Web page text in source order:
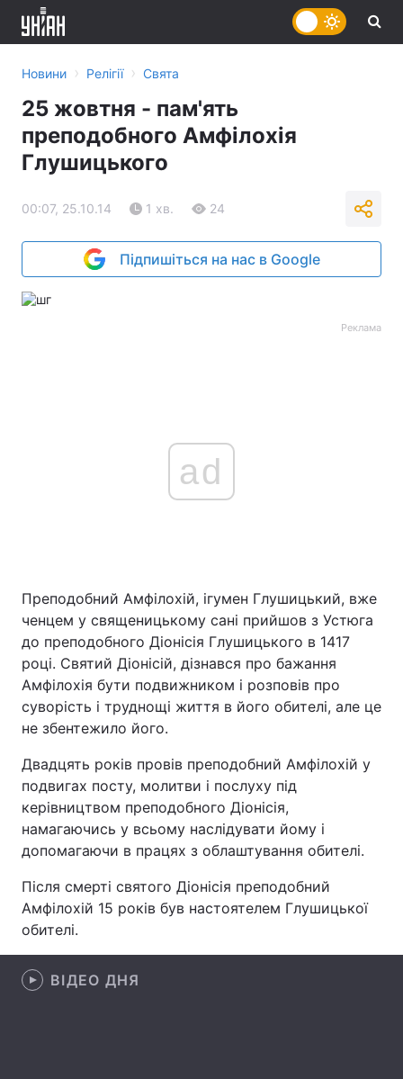
Головна Війна
Україна
Новини › Релігії › Свята
25 жовтня - пам'ять
преподобного Амфілохія
Глушицького
00:07, 25.10.14 1 хв. 24
Підпишіться на нас в Google
Реклама
ad
Преподобний Амфілохій, ігумен Глушицький, вже
ченцем у священицькому сані прийшов з Устюга
до преподобного Діонісія Глушицького в 1417
році. Святий Діонісій, дізнався про бажання
Амфілохія бути подвижником і розповів про
суворість і труднощі життя в його обителі, але це
не збентежило його.
Двадцять років провів преподобний Амфілохій у
подвигах посту, молитви і послуху під
керівництвом преподобного Діонісія,
намагаючись у всьому наслідувати йому і
допомагаючи в працях з облаштування обителі.
Після смерті святого Діонісія преподобний
Амфілохій 15 років був настоятелем Глушицької
обителі.
ВІДЕО ДНЯ